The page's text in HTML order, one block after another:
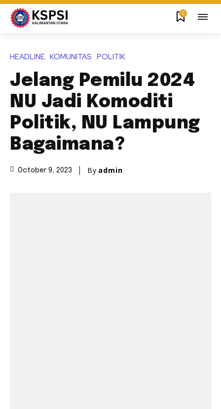
0
HEADLINE KOMUNITAS POLITIK
Jelang Pemilu 2024
NU Jadi Komoditi
Politik, NU Lampung
Bagaimana?
October 9, 2023 By admin